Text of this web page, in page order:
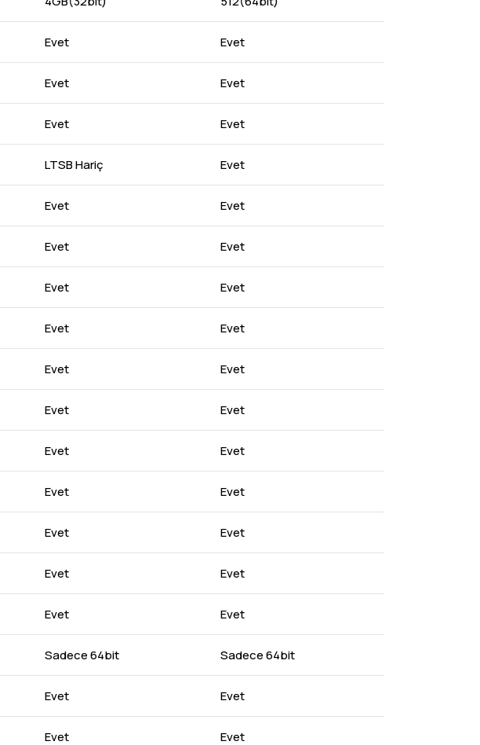
Evet Evet
Evet Evet
Evet Evet
LTSB Hariç Evet
Evet Evet
Evet Evet
Evet Evet
Evet Evet
Evet Evet
Evet Evet
Evet Evet
Evet Evet
Evet Evet
Evet Evet
Evet Evet
Sadece 64bit Sadece 64bit
Evet Evet
Evet Evet